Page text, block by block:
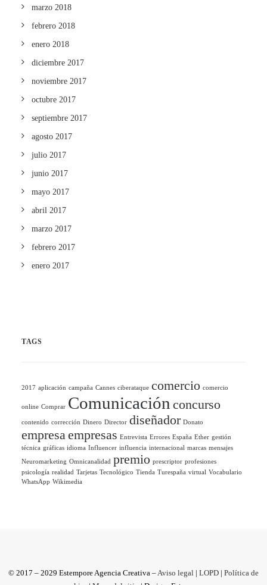
marzo 2018
febrero 2018
enero 2018
diciembre 2017
noviembre 2017
octubre 2017
septiembre 2017
agosto 2017
julio 2017
junio 2017
mayo 2017
abril 2017
marzo 2017
febrero 2017
enero 2017
TAGS
2017 aplicación campaña Cannes ciberataque comercio comercio
online Comprar Comunicación concurso
contenido corrección Dinero Director diseñador Donato
empresaempresas Entrevista Errores España Ether gestión
técnica gráficas idioma Influencer influencia internacional marcas mensajes
Neuromarketing Omnicanalidad premio prescriptor profesiones
psicología realidad Tarjetas Tecnológico Tienda Turespaña virtual Vocabulario
WhatsApp Wikimedia
© 2017 – 2029 Estempore Agencia Creativa –Aviso legal | LOPD | Política de